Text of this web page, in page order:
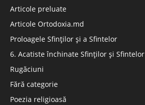
Articole preluate
Articole Ortodoxia.md
Proloagele Sfinților și a Sfintelor
6. Acatiste închinate Sfinților și Sfintelor
Rugăciuni
Fără categorie
Poezia religioasă